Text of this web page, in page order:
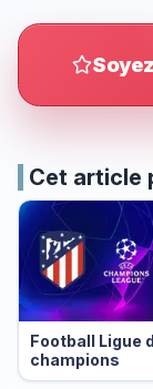
Cet article
Football Ligue
champions